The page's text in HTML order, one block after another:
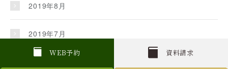
W EB予約 資料請求
2019年8月
2019年7月